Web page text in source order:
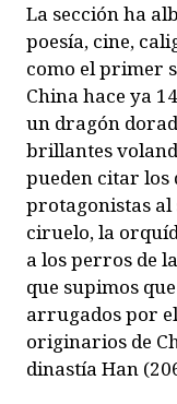
La sección ha
poesía, cine,
como el primer
China hace ya
un dragón
brillantes
pueden citar los
protagonistas al
ciruelo, la
a los perros de
que supimos
arrugados por
originarios de
dinastía Han